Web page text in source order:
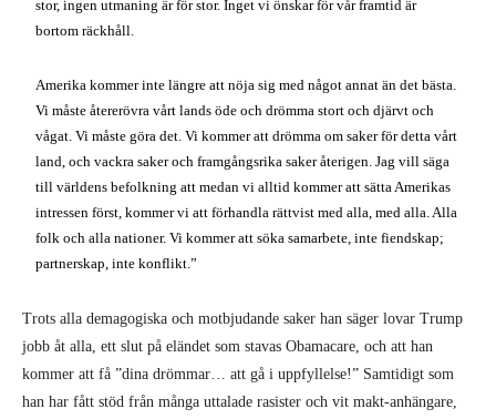
folk och alla nationer. Vi kommer att söka samarbete, inte fiendskap;
Trots alla demagogiska och motbjudande saker han säger lovar Trump
kommer att få ”dina drömmar… att gå i uppfyllelse!” Samtidigt som
han har fått stöd från många uttalade rasister och vit makt-anhängare,
slår hans budskap an en sträng hos många arbetare trots hans öppna
rasism och sexism. Han har utlovat en återgång till den mytomspunna
gamla goda tiden då USA var ett ”storartat” land. De flesta amerikaner
bara varade några få decennier, bara berikade en del av befolkningen,
och aldrig kommer att upprepas, trots Trumps vackra löften.
Trump har också sagt att ”det är så lätt!” att lösa de problem som